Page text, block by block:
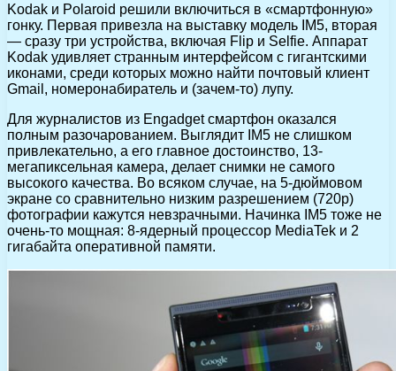
Kodak и Polaroid решили включиться в «смартфонную»
гонку. Первая привезла на выставку модель IM5, вторая
— сразу три устройства, включая Flip и Selfie. Аппарат
Kodak удивляет странным интерфейсом с гигантскими
иконами, среди которых можно найти почтовый клиент
Gmail, номеронабиратель и (зачем-то) лупу.
Для журналистов из Engadget смартфон оказался
полным разочарованием. Выглядит IM5 не слишком
привлекательно, а его главное достоинство, 13-
мегапиксельная камера, делает снимки не самого
высокого качества. Во всяком случае, на 5-дюймовом
экране со сравнительно низким разрешением (720р)
фотографии кажутся невзрачными. Начинка IM5 тоже не
очень-то мощная: 8-ядерный процессор MediaTek и 2
гигабайта оперативной памяти.